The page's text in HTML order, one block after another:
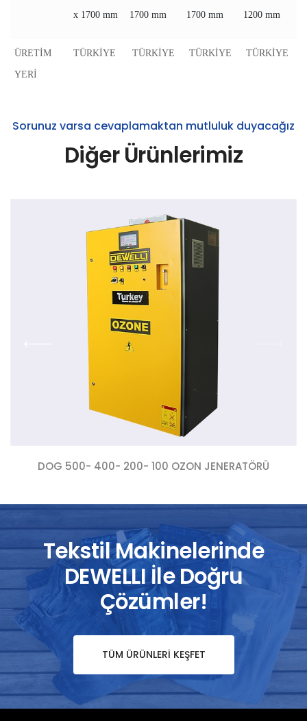
x 1700 mm 1700 mm 1700 mm 1200 mm
ÜRETİM
YERİ
TÜRKİYE TÜRKİYE TÜRKİYE TÜRKİYE
Sorunuz varsa cevaplamaktan mutluluk duyacağız
Diğer Ürünlerimiz
DOG 500- 400- 200- 100 OZON JENERATÖRÜ
Tekstil Makinelerinde
DEWELLI İle Doğru
Çözümler!
TÜM ÜRÜNLERI KEŞFET